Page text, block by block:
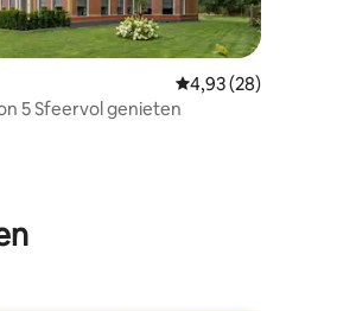
van 5 op 5, 13 recensies
Gemiddelde
4,93 (28)
5 Sfeervol genieten